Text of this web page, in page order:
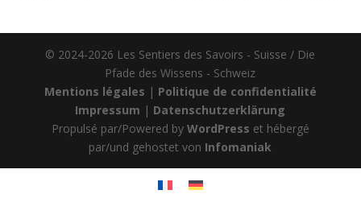
© 2024-2026 Les Sentiers des Savoirs - Suisse / Die
Pfade des Wissens - Schweiz
Mentions légales | Politique de confidentialité
Impressum | Datenschutzerklärung
Propulsé par/Powered by WordPress et hébergé
par/und gehostet von Infomaniak